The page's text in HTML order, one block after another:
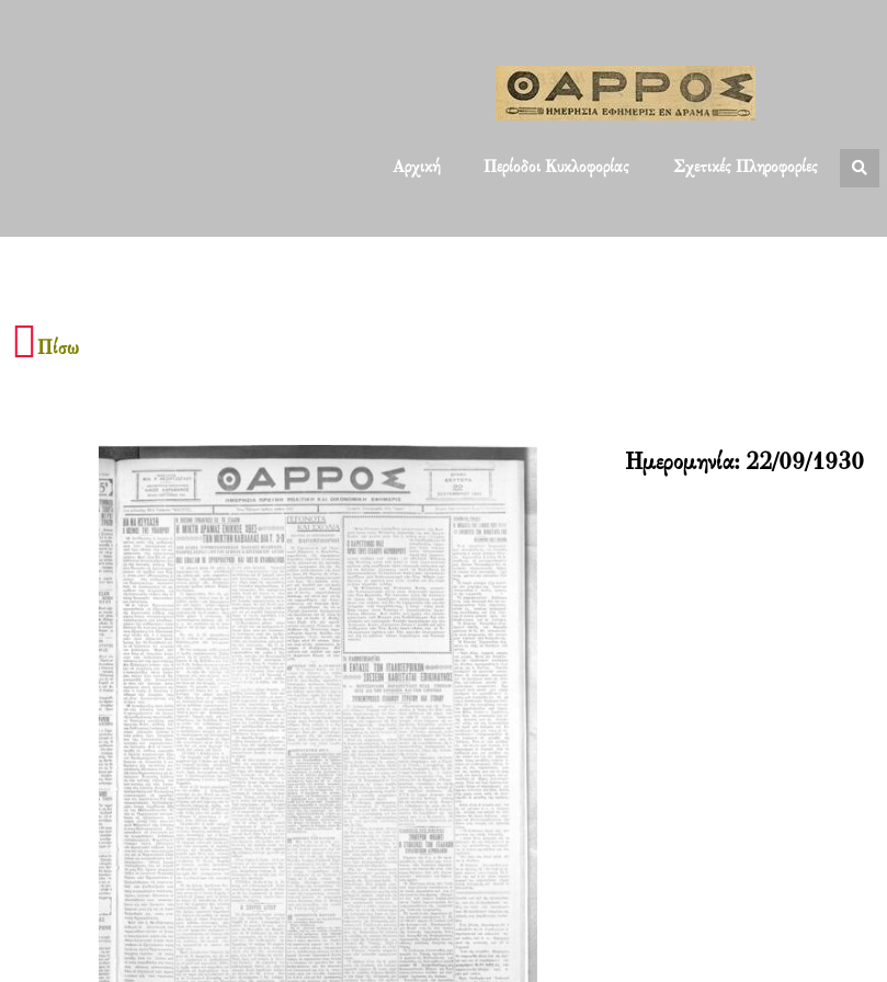
Αρχική Περίοδοι Κυκλοφορίας Σχετικές Πληροφορίες
Πίσω
Ημερομηνία: 22/09/1930